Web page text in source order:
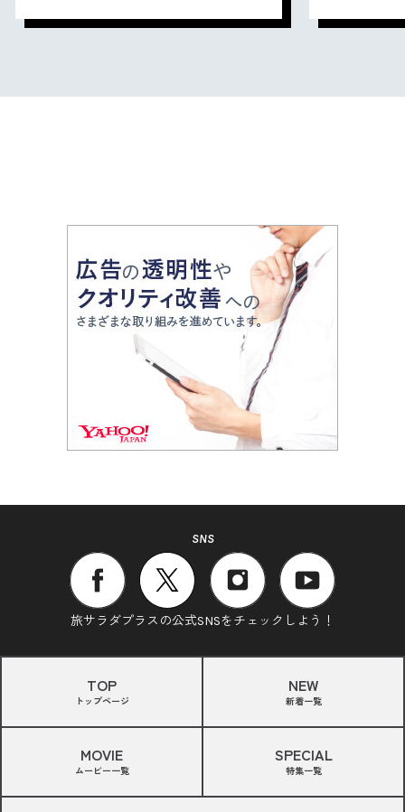
SNS
旅サラダプラスの公式SNSをチェックしよう！
TOP
トップページ
NEW
新着一覧
MOVIE
ムービー一覧
SPECIAL
特集一覧